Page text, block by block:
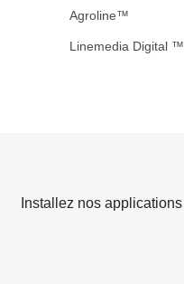
Agroline™
Linemedia Digital ™
Installez nos applications